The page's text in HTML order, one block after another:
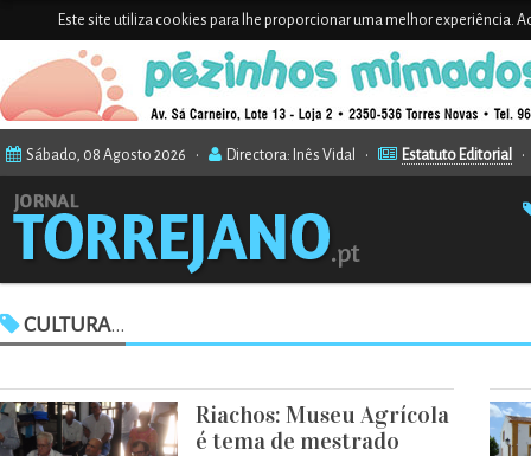
Este site utiliza cookies para lhe proporcionar uma melhor experiência.
Sábado, 08 Agosto 2026 • Directora: Inês Vidal • Estatuto Editorial
CULTURA...
Riachos: Museu Agrícola
é tema de mestrado